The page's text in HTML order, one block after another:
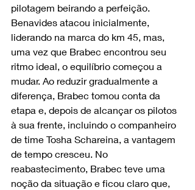
pilotagem beirando a perfeição.
Benavides atacou inicialmente,
liderando na marca do km 45, mas,
uma vez que Brabec encontrou seu
ritmo ideal, o equilíbrio começou a
mudar. Ao reduzir gradualmente a
diferença, Brabec tomou conta da
etapa e, depois de alcançar os pilotos
à sua frente, incluindo o companheiro
de time Tosha Schareina, a vantagem
de tempo cresceu. No
reabastecimento, Brabec teve uma
noção da situação e ficou claro que,